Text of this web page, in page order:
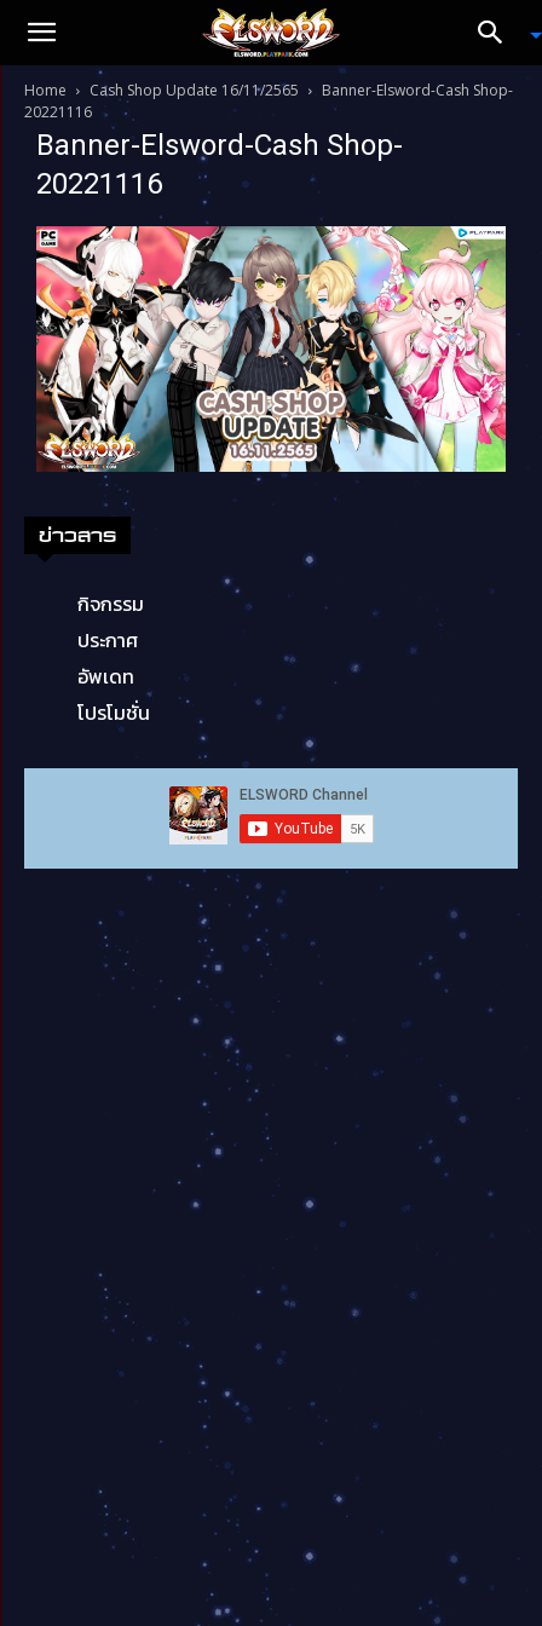
Home Cash Shop Update 16/11/2565
Banner-Elsword-Cash Shop-
20221116
Banner-Elsword-Cash Shop-
20221116
ข่าวสาร
กิจกรรม
ประกาศ
อัพเดท
โปรโมชั่น